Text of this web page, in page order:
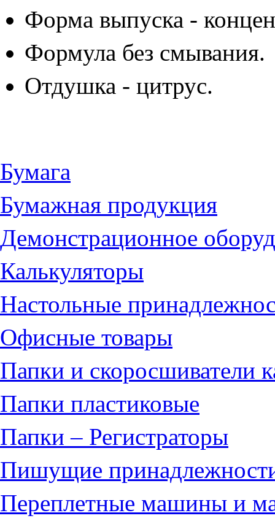
Форма выпуска -
Формула без смывания.
Отдушка - цитрус.
Бумага
Бумажная продукция
Демонстрационное
Калькуляторы
Настольные
Офисные товары
Папки и скоросшиватели
Папки пластиковые
Папки – Регистраторы
Пишущие
Переплетные машины и